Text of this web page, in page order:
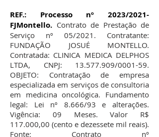
REF.: Processo nº 2023/2021-
FJMontello. Contrato de Prestação de
Serviço nº 05/2021. Contratante:
FUNDAÇÃO JOSUÉ MONTELLO.
Contratada: CLINICA MEDICA DELPHOS
LTDA, CNPJ: 13.577.909/0001-59.
OBJETO: Contratação de empresa
especializada em serviços de consultoria
em medicina oncológica. Fundamento
legal: Lei nº 8.666/93 e alterações.
Vigência: 09 Meses. Valor R$
117.000,00 (cento e dezessete mil reais).
Fonte: Contrato nº